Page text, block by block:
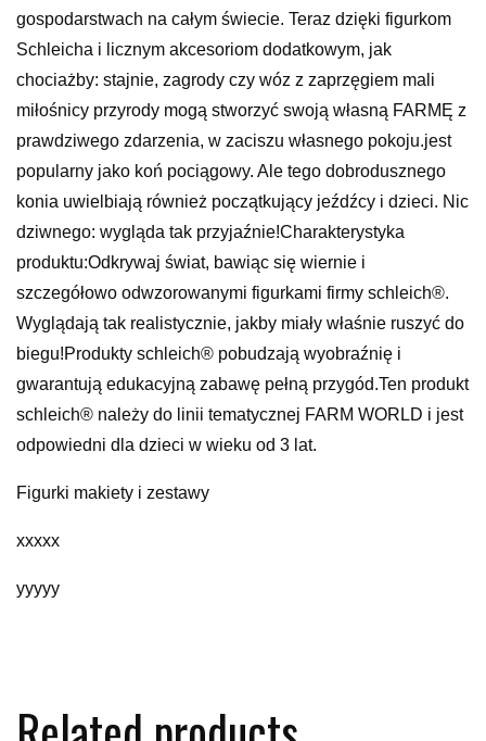
gospodarstwach na całym świecie. Teraz dzięki figurkom
Schleicha i licznym akcesoriom dodatkowym, jak
chociażby: stajnie, zagrody czy wóz z zaprzęgiem mali
miłośnicy przyrody mogą stworzyć swoją własną FARMĘ z
prawdziwego zdarzenia, w zaciszu własnego pokoju.jest
popularny jako koń pociągowy. Ale tego dobrodusznego
konia uwielbiają również początkujący jeźdźcy i dzieci. Nic
dziwnego: wygląda tak przyjaźnie!Charakterystyka
produktu:Odkrywaj świat, bawiąc się wiernie i
szczegółowo odwzorowanymi figurkami firmy schleich®.
Wyglądają tak realistycznie, jakby miały właśnie ruszyć do
biegu!Produkty schleich® pobudzają wyobraźnię i
gwarantują edukacyjną zabawę pełną przygód.Ten produkt
schleich® należy do linii tematycznej FARM WORLD i jest
odpowiedni dla dzieci w wieku od 3 lat.
Figurki makiety i zestawy
xxxxx
yyyyy